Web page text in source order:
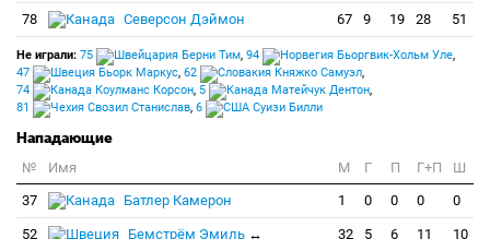
78 Северсон Дэймон 67 9 19 28 51
Не играли: 75 Берни Тим, 94 Бьоргвик-Хольм Уле,
47
Бьорк Маркус, 62 Княжко Самуэл,
74
Коулманс Корсон, 5 Матейчук Дентон,
81
Свозил Станислав, 6 Суизи Билли
Нападающие
№ Имя M Г П Г+П
Ш
37
Батлер Камерон 1 0 0 0 0
52 Бемстрём Эмиль ↔ 32 5 6 11 10